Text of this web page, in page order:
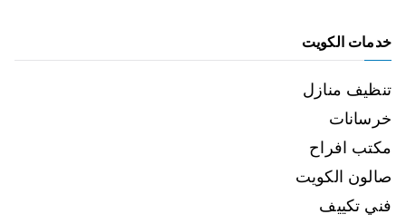
خدمات الكويت
تنظيف منازل
خرسانات
مكتب افراح
صالون الكويت
فني تكييف